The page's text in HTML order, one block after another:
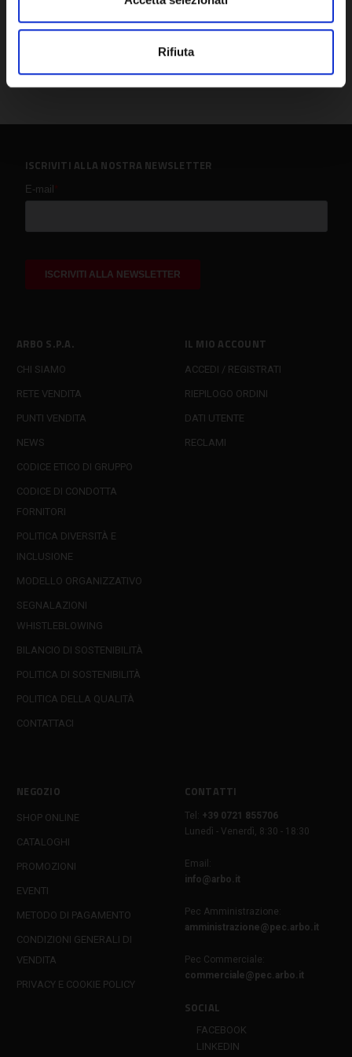
Rifiuta
ARBO S.P.A.
CHI SIAMO
RETE VENDITA
PUNTI VENDITA
NEWS
CODICE ETICO DI GRUPPO
CODICE DI CONDOTTA
FORNITORI
POLITICA DIVERSITÀ E
INCLUSIONE
MODELLO ORGANIZZATIVO
SEGNALAZIONI
WHISTLEBLOWING
BILANCIO DI SOSTENIBILITÀ
POLITICA DI SOSTENIBILITÀ
POLITICA DELLA QUALITÀ
CONTATTACI
IL MIO ACCOUNT
ACCEDI / REGISTRATI
RIEPILOGO ORDINI
DATI UTENTE
RECLAMI
NEGOZIO
SHOP ONLINE
CATALOGHI
PROMOZIONI
EVENTI
METODO DI PAGAMENTO
CONDIZIONI GENERALI DI
VENDITA
PRIVACY E COOKIE POLICY
CONTATTI
Tel:
+39 0721 855706
Lunedì - Venerdì, 8:30 - 18:30
Email:
info@arbo.it
Pec Amministrazione:
amministrazione@pec.arbo.it
Pec Commerciale:
commerciale@pec.arbo.it
SOCIAL
FACEBOOK
LINKEDIN
ISCRIVITI ALLA NOSTRA NEWSLETTER